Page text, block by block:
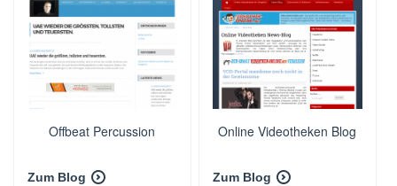
Offbeat Percussion
Zum Blog
Online Videotheken Blog
Zum Blog